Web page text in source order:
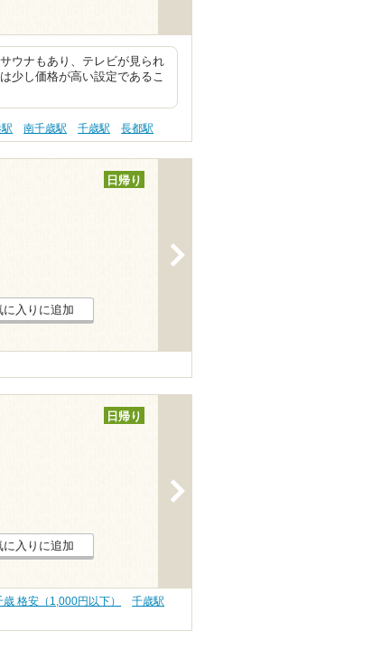
ウナもあり、テレビが見られ
少し価格が高い設定であるこ
南千歳駅 千歳駅 長都駅
日帰り
に入りに追加
日帰り
に入りに追加
歳 格安（1,000円以下）
千歳駅